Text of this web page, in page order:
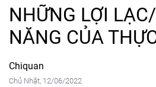
NHỮNG LỢI
NĂNG CỦA
Chiquan
Chủ Nhật, 12/06/2022